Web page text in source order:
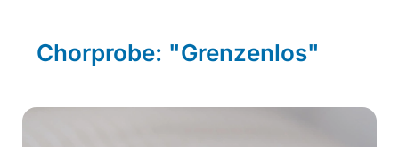
Chorprobe: "Grenzenlos"